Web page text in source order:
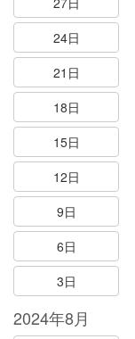
24日
21日
18日
15日
12日
9日
6日
3日
2024年8月